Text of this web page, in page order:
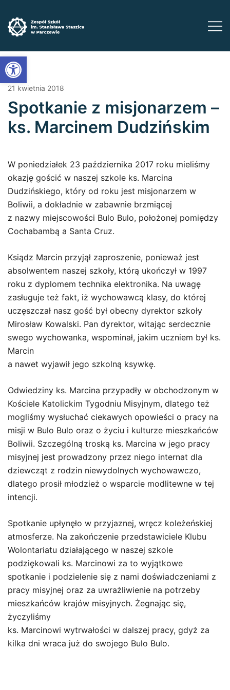
Open toolbar
do
treści
21 kwietnia 2018
Spotkanie z misjonarzem –
ks. Marcinem Dudzińskim
W poniedziałek 23 października 2017 roku mieliśmy
okazję gościć w naszej szkole ks. Marcina
Dudzińskiego, który od roku jest misjonarzem w
Boliwii, a dokładnie w zabawnie brzmiącej
z nazwy miejscowości Bulo Bulo, położonej pomiędzy
Cochabambą a Santa Cruz.
Ksiądz Marcin przyjął zaproszenie, ponieważ jest
absolwentem naszej szkoły, którą ukończył w 1997
roku z dyplomem technika elektronika. Na uwagę
zasługuje też fakt, iż wychowawcą klasy, do której
uczęszczał nasz gość był obecny dyrektor szkoły
Mirosław Kowalski. Pan dyrektor, witając serdecznie
swego wychowanka, wspominał, jakim uczniem był ks.
Marcin
a nawet wyjawił jego szkolną ksywkę.
Odwiedziny ks. Marcina przypadły w obchodzonym w
Kościele Katolickim Tygodniu Misyjnym, dlatego też
mogliśmy wysłuchać ciekawych opowieści o pracy na
misji w Bulo Bulo oraz o życiu i kulturze mieszkańców
Boliwii. Szczególną troską ks. Marcina w jego pracy
misyjnej jest prowadzony przez niego internat dla
dziewcząt z rodzin niewydolnych wychowawczo,
dlatego prosił młodzież o wsparcie modlitewne w tej
intencji.
Spotkanie upłynęło w przyjaznej, wręcz koleżeńskiej
atmosferze. Na zakończenie przedstawiciele Klubu
Wolontariatu działającego w naszej szkole
podziękowali ks. Marcinowi za to wyjątkowe
spotkanie i podzielenie się z nami doświadczeniami z
pracy misyjnej oraz za uwrażliwienie na potrzeby
mieszkańców krajów misyjnych. Żegnając się,
życzyliśmy
ks. Marcinowi wytrwałości w dalszej pracy, gdyż za
kilka dni wraca już do swojego Bulo Bulo.